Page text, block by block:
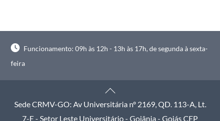
Funcionamento: 09h às 12h - 13h às 17h, de segunda à sexta-
feira
Back
To
Top
Sede CRMV-GO: Av Universitária nº 2169, QD. 113-A, Lt.
7-E - Setor Leste Universitário - Goiânia - Goiás CEP